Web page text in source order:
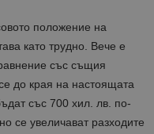
положение на
като трудно. Вече е
със същия
до края на настоящата
със 700 хил. лв. по-
се увеличават разходите